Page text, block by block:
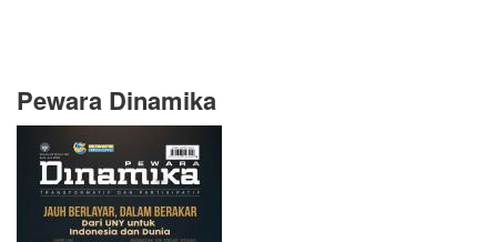
Pewara Dinamika